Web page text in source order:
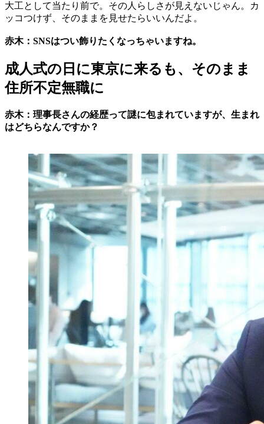
大工として当たり前で。その人らしさが見えないじゃん。カ
ッコつけず、そのままを見せたらいいんだよ。
赤木：SNSはつい飾りたくなっちゃいますね。
成人式の日に東京に来るも、そのまま
住所不定無職に
赤木：理事長さんの経歴って謎に包まれていますが、生まれ
はどちらなんですか？